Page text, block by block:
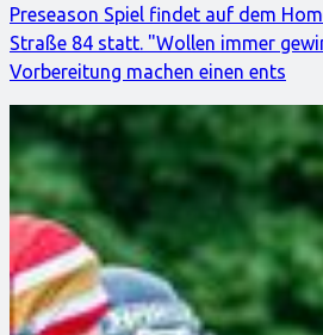
Preseason Spiel findet auf dem
Straße 84 statt. "Wollen immer
Vorbereitung machen einen ents